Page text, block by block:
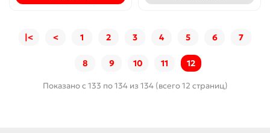
|< < 1 2 3 4 5 6 7
8 9 10 11 12
Показано с 133 по 134 из 134 (всего 12 страниц)